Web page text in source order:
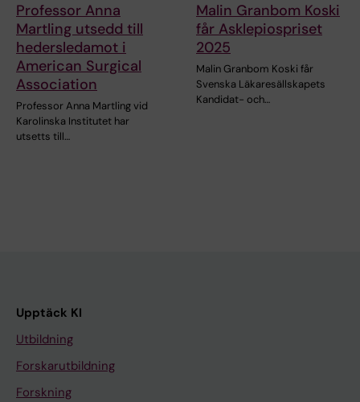
Professor Anna
Martling utsedd till
hedersledamot i
American Surgical
Association
Professor Anna Martling vid
Karolinska Institutet har
utsetts till…
Malin Granbom Koski
får Asklepiospriset
2025
Malin Granbom Koski får
Svenska Läkaresällskapets
Kandidat- och…
Upptäck KI
Utbildning
Forskarutbildning
Forskning